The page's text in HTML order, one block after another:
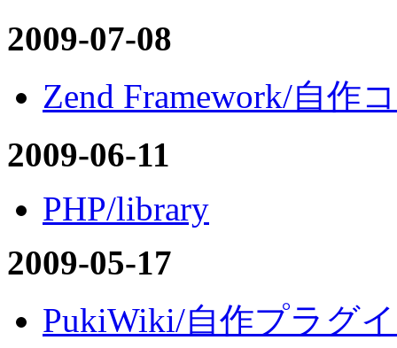
2009-07-08
Zend Framework/自作
2009-06-11
PHP/library
2009-05-17
PukiWiki/自作プラグ